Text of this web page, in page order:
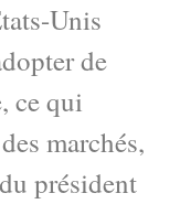
Unis
de
ce qui
marchés,
président